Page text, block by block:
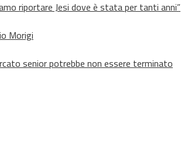
riportare Jesi dove è stata per tanti anni”
Morigi
senior potrebbe non essere terminato